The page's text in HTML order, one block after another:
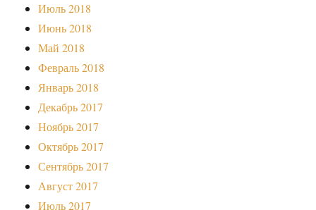
Июль 2018
Июнь 2018
Май 2018
Февраль 2018
Январь 2018
Декабрь 2017
Ноябрь 2017
Октябрь 2017
Сентябрь 2017
Август 2017
Июль 2017